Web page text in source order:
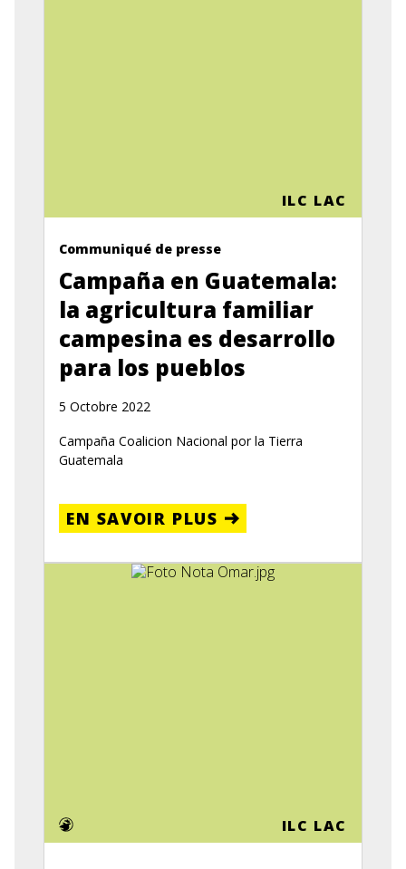
ILC LAC
Communiqué de presse
Campaña en Guatemala:
la agricultura familiar
campesina es desarrollo
para los pueblos
5 Octobre 2022
Campaña Coalicion Nacional por la Tierra
Guatemala
EN SAVOIR PLUS
ILC LAC